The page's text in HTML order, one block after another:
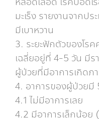
มะเร็ง รายงานจากป
มีเบาหวาน
3. ระยะฟักตัวของโร
เฉลี่ยอยู่ที่ 4-5 วัน มีร
ผู้ป่วยที่มีอาการเกิดภ
4. อาการของผู้ป่วยมี
4.1 ไม่มีอาการเลย
4.2 มีอาการเล็กน้อย